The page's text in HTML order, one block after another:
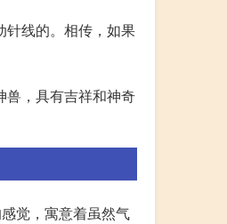
针线的。相传，如果
兽，具有吉祥和神奇
觉，寓意着虽然气